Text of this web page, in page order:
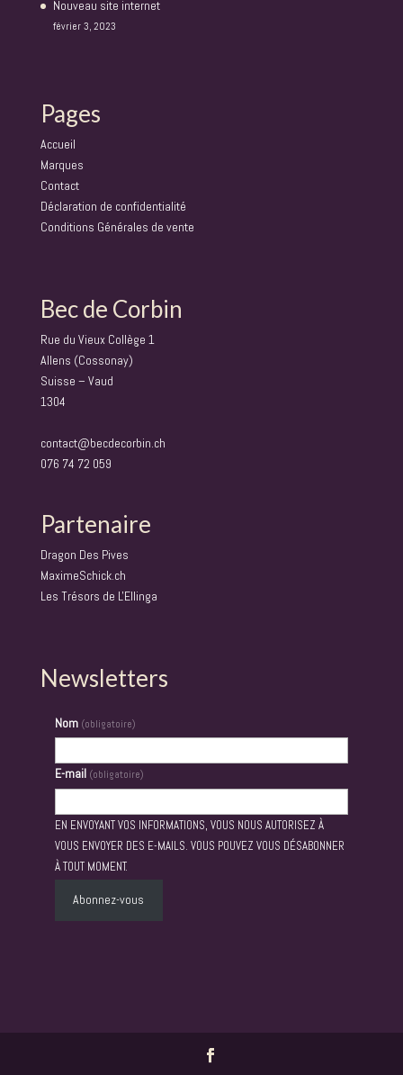
Nouveau site internet
février 3, 2023
Pages
Accueil
Marques
Contact
Déclaration de confidentialité
Conditions Générales de vente
Bec de Corbin
Rue du Vieux Collège 1
Allens (Cossonay)
Suisse – Vaud
1304
contact@becdecorbin.ch
076 74 72 059
Partenaire
Dragon Des Pives
MaximeSchick.ch
Les Trésors de L'Ellinga
Newsletters
Nom (obligatoire)
E-mail (obligatoire)
EN ENVOYANT VOS INFORMATIONS, VOUS NOUS AUTORISEZ À
VOUS ENVOYER DES E-MAILS. VOUS POUVEZ VOUS DÉSABONNER
À TOUT MOMENT.
Abonnez-vous